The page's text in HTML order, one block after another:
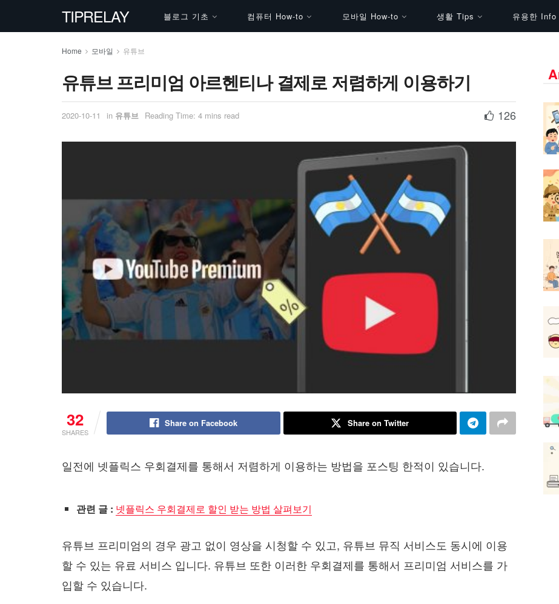
TIPRELAY 블로그 기초 컴퓨터 How-to 모바일 How-to 생활 Tips 유용한 Info
Home 모바일 유튜브
유튜브 프리미엄 아르헨티나 결제로 저렴하게 이용하기
2020-10-11 in 유튜브 Reading Time: 4 mins read 126
32
SHARES
Share on Facebook Share on Twitter
일전에 넷플릭스 우회결제를 통해서 저렴하게 이용하는 방법을 포스팅 한적이 있습니다.
관련 글 : 넷플릭스 우회결제로 할인 받는 방법 살펴보기
유튜브 프리미엄의 경우 광고 없이 영상을 시청할 수 있고, 유튜브 뮤직 서비스도 동시에 이용
할 수 있는 유료 서비스 입니다. 유튜브 또한 이러한 우회결제를 통해서 프리미엄 서비스를 가
입할 수 있습니다.